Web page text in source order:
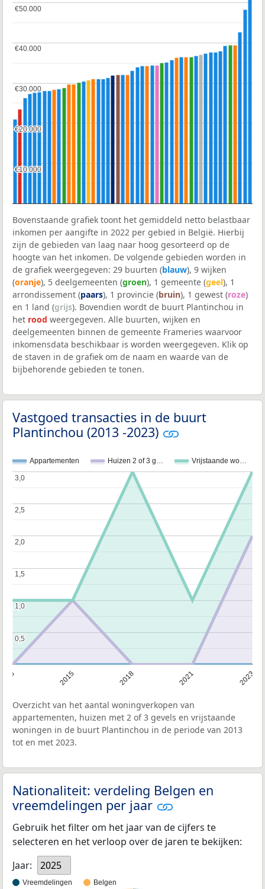
€10.000
€10.000
€20.000
€20.000
€30.000
€30.000
€40.000
€40.000
€50.000
€50.000
Bovenstaande grafiek toont het gemiddeld netto belastbaar
inkomen per aangifte in 2022 per gebied in België. Hierbij
zijn de gebieden van laag naar hoog gesorteerd op de
hoogte van het inkomen. De volgende gebieden worden in
de grafiek weergegeven: 29 buurten (blauw), 9 wijken
(oranje), 5 deelgemeenten (groen), 1 gemeente (geel), 1
arrondissement (paars), 1 provincie (bruin), 1 gewest (roze)
en 1 land (grijs). Bovendien wordt de buurt Plantinchou in
het rood weergegeven. Alle buurten, wijken en
deelgemeenten binnen de gemeente Frameries waarvoor
inkomensdata beschikbaar is worden weergegeven. Klik op
de staven in de grafiek om de naam en waarde van de
bijbehorende gebieden te tonen.
Vastgoed transacties in de buurt
Plantinchou (2013 -2023)
Appartementen Huizen 2 of 3 g… Vrijstaande wo…
2015 2018 2021 2023
0,5
0,5
1,0
1,0
1,5
1,5
2,0
2,0
2,5
2,5
3,0
3,0
Overzicht van het aantal woningverkopen van
appartementen, huizen met 2 of 3 gevels en vrijstaande
woningen in de buurt Plantinchou in de periode van 2013
tot en met 2023.
Nationaliteit: verdeling Belgen en
vreemdelingen per jaar
Gebruik het filter om het jaar van de cijfers te
selecteren en het verloop over de jaren te bekijken:
Jaar:
2025
Vreemdelingen Belgen